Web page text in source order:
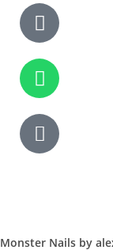
Monster Nails by